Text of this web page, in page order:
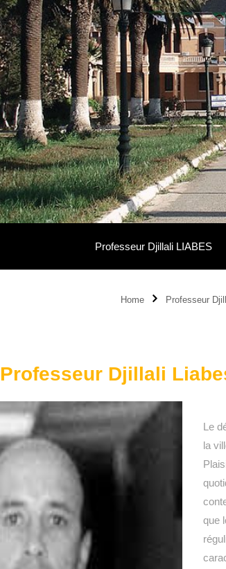
Professeur Djillali LIABES
Home Professeur
Professeur Djillali
Le
la
que